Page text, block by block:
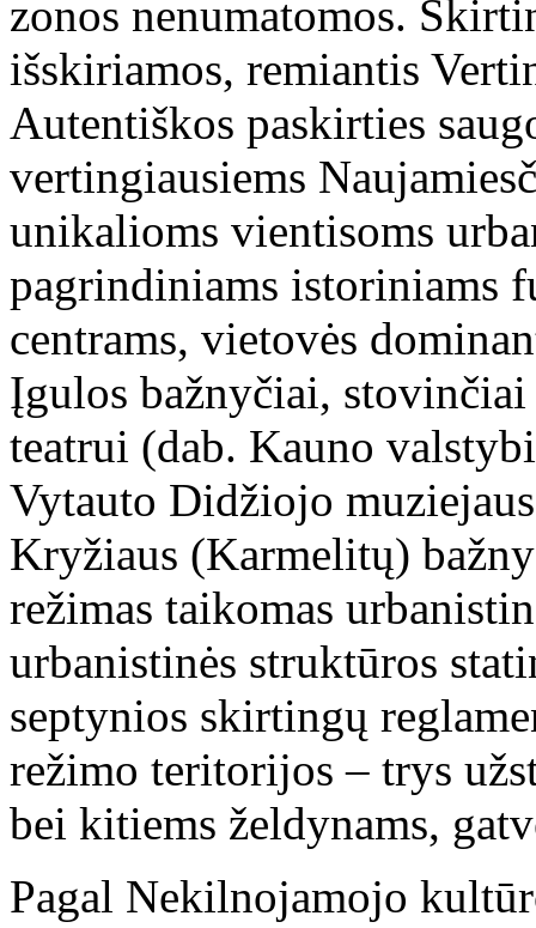
zonos nenumatomos.
išskiriamos, remiantis
Autentiškos paskirties
vertingiausiems
unikalioms vientisoms
pagrindiniams istoriniams
centrams, vietovės
Įgulos bažnyčiai,
teatrui (dab. Kauno
Vytauto Didžiojo
Kryžiaus (Karmelitų)
režimas taikomas
urbanistinės struktūros
septynios skirtingų
režimo teritorijos – trys
bei kitiems želdynams,
Pagal Nekilnojamojo